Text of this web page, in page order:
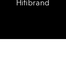
Hifibrand